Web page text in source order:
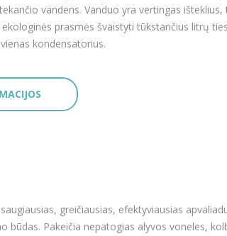
vandens. Vanduo yra vertingas išteklius,
prasmės švaistyti tūkstančius litrų
kondensatorius.
greičiausias, efektyviausias
būdas. Pakeičia nepatogias alyvos voneles,